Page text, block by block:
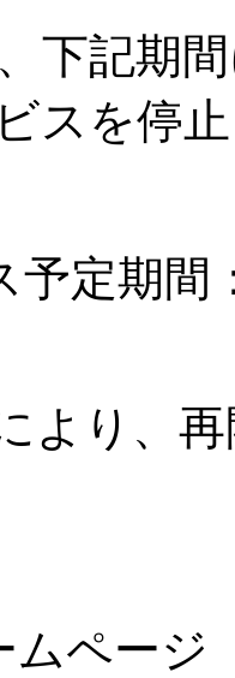
下記期
スを停
定期間
り、再
ムページ